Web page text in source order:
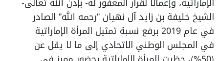
الشيخ خليفة بن زايد آل نهيان "رحمه الله" الصادر
في عام 2019 برفع نسبة تمثيل المرأة الإماراتية
في المجلس الوطني الاتحادي إلى ما لا يقل عن